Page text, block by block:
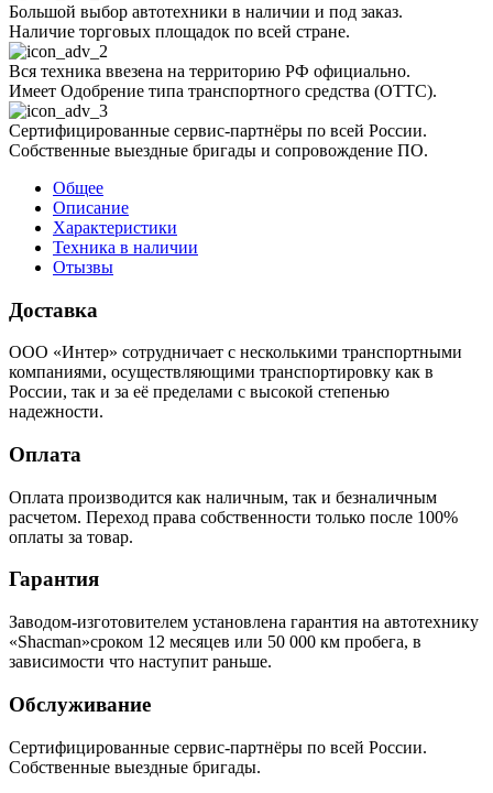
Большой выбор автотехники в наличии и под заказ.
Наличие торговых площадок по всей стране.
Вся техника ввезена на территорию РФ официально.
Имеет Одобрение типа транспортного средства (ОТТС).
Сертифицированные сервис-партнёры по всей России.
Собственные выездные бригады и сопровождение ПО.
Общее
Описание
Характеристики
Техника в наличии
Отызвы
Доставка
ООО «Интер» сотрудничает с несколькими транспортными
компаниями, осуществляющими транспортировку как в
России, так и за её пределами с высокой степенью
надежности.
Оплата
Оплата производится как наличным, так и безналичным
расчетом. Переход права собственности только после 100%
оплаты за товар.
Гарантия
Заводом-изготовителем установлена гарантия на автотехнику
«Shacman»сроком 12 месяцев или 50 000 км пробега, в
зависимости что наступит раньше.
Обслуживание
Сертифицированные сервис-партнёры по всей России.
Собственные выездные бригады.